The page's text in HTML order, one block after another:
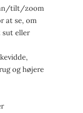
tilt/zoom
at se, om
sut eller
og højere